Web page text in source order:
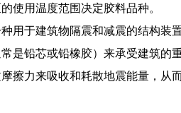
使用温度范围决定胶料品种。
用于建筑物隔震和减震的结构装
是铅芯或铅橡胶）来承受建筑
擦力来吸收和耗散地震能量，从